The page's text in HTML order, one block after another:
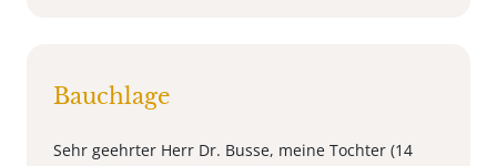
Bauchlage
Sehr geehrter Herr Dr. Busse, meine Tochter (14